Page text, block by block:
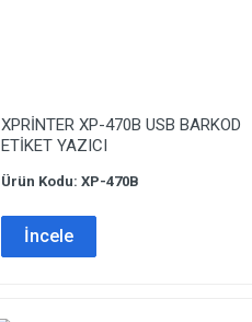
XPRİNTER XP-470B USB BARKOD
ETİKET YAZICI
Ürün Kodu: XP-470B
İncele